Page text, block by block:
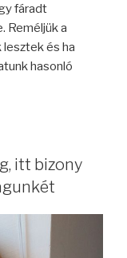
fáradt
Reméljük a
és ha
hasonló
itt bizony